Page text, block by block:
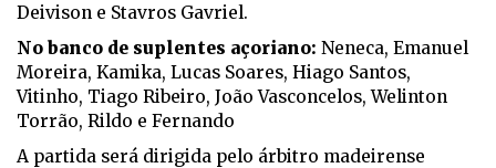
Deivison e Stavros Gavriel.
No banco de suplentes açoriano: Neneca, Emanuel
Moreira, Kamika, Lucas Soares, Hiago Santos,
Vitinho, Tiago Ribeiro, João Vasconcelos, Welinton
Torrão, Rildo e Fernando
A partida será dirigida pelo árbitro madeirense